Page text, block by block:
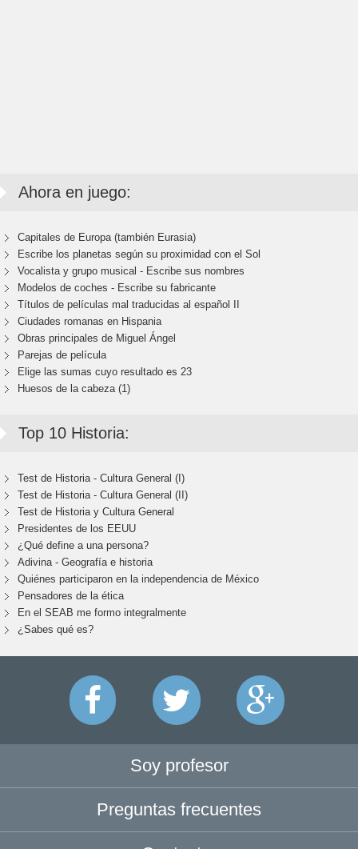
Ahora en juego:
Capitales de Europa (también Eurasia)
Escribe los planetas según su proximidad con el Sol
Vocalista y grupo musical - Escribe sus nombres
Modelos de coches - Escribe su fabricante
Títulos de películas mal traducidas al español II
Ciudades romanas en Hispania
Obras principales de Miguel Ángel
Parejas de película
Elige las sumas cuyo resultado es 23
Huesos de la cabeza (1)
Top 10 Historia:
Test de Historia - Cultura General (I)
Test de Historia - Cultura General (II)
Test de Historia y Cultura General
Presidentes de los EEUU
¿Qué define a una persona?
Adivina - Geografía e historia
Quiénes participaron en la independencia de México
Pensadores de la ética
En el SEAB me formo integralmente
¿Sabes qué es?
Soy profesor
Preguntas frecuentes